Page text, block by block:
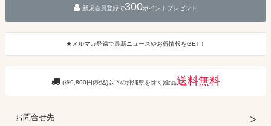
新規会員登録で300ポイントプレゼント
★メルマガ登録で最新ニュースやお得情報をGET！
(※9,800円(税込)以下の沖縄県を除く)全品送料無料
お問合せ先